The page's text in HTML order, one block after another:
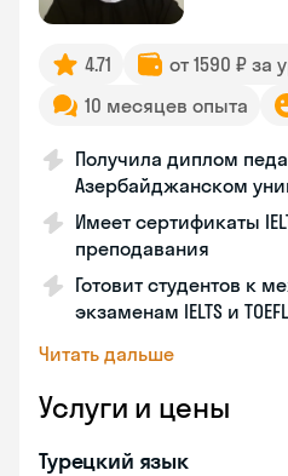
4.71
от 1590 ₽ за
10 месяцев опыта
Получила диплом
Азербайджанском
Имеет сертификаты
преподавания
Готовит студентов к
экзаменам IELTS и TOEFL
Читать дальше
Услуги и цены
Турецкий язык